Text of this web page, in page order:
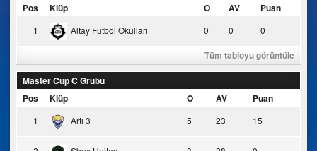
Pos
Klüp O AV Puan
1 Altay Futbol Okulları 0 0 0
Tüm tabloyu görüntüle
Master Cup C Grubu
Pos
Klüp O AV Puan
1 Artı 3 5 23 15